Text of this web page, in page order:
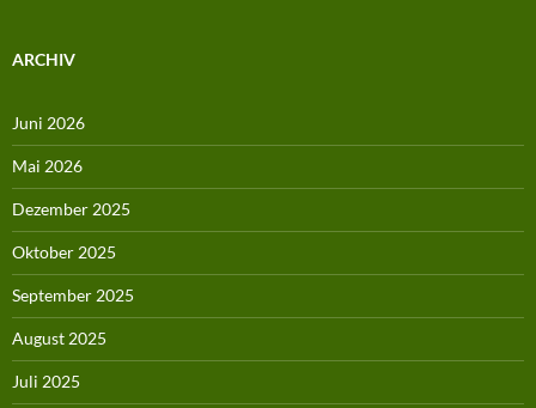
ARCHIV
Juni 2026
Mai 2026
Dezember 2025
Oktober 2025
September 2025
August 2025
Juli 2025